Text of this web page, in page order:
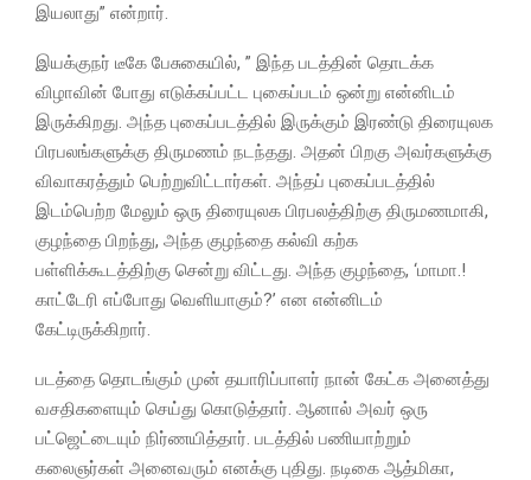
இயலாது” என்றார்.
இயக்குநர் டீகே பேசுகையில், ” இந்த படத்தின் தொடக்க
விழாவின் போது எடுக்கப்பட்ட புகைப்படம் ஒன்று என்னிடம்
இருக்கிறது. அந்த புகைப்படத்தில் இருக்கும் இரண்டு திரையுலக
பிரபலங்களுக்கு திருமணம் நடந்தது. அதன் பிறகு அவர்களுக்கு
விவாகரத்தும் பெற்றுவிட்டார்கள். அந்தப் புகைப்படத்தில்
இடம்பெற்ற மேலும் ஒரு திரையுலக பிரபலத்திற்கு திருமணமாகி,
குழந்தை பிறந்து, அந்த குழந்தை கல்வி கற்க
பள்ளிக்கூடத்திற்கு சென்று விட்டது. அந்த குழந்தை, ‘மாமா.!
காட்டேரி எப்போது வெளியாகும்?’ என என்னிடம்
கேட்டிருக்கிறார்.
படத்தை தொடங்கும் முன் தயாரிப்பாளர் நான் கேட்க அனைத்து
வசதிகளையும் செய்து கொடுத்தார். ஆனால் அவர் ஒரு
பட்ஜெட்டையும் நிர்ணயித்தார். படத்தில் பணியாற்றும்
கலைஞர்கள் அனைவரும் எனக்கு புதிது. நடிகை ஆத்மிகா,